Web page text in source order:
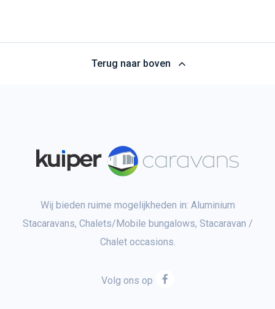
Terug naar boven
Wij bieden ruime mogelijkheden in: Aluminium
Stacaravans, Chalets/Mobile bungalows, Stacaravan /
Chalet occasions.
Volg ons op